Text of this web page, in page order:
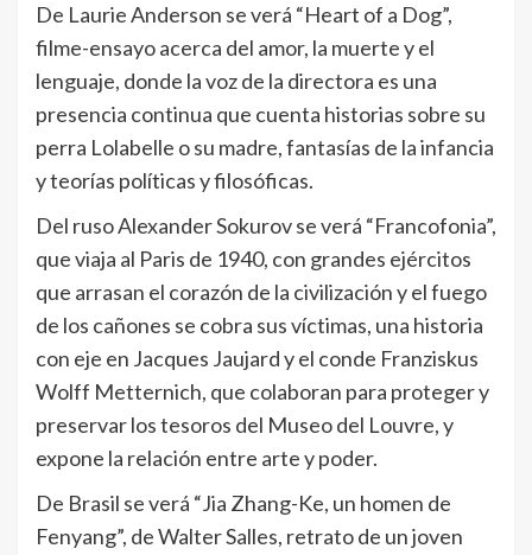
De Laurie Anderson se verá “Heart of a Dog”,
filme-ensayo acerca del amor, la muerte y el
lenguaje, donde la voz de la directora es una
presencia continua que cuenta historias sobre su
perra Lolabelle o su madre, fantasías de la infancia
y teorías políticas y filosóficas.
Del ruso Alexander Sokurov se verá “Francofonia”,
que viaja al Paris de 1940, con grandes ejércitos
que arrasan el corazón de la civilización y el fuego
de los cañones se cobra sus víctimas, una historia
con eje en Jacques Jaujard y el conde Franziskus
Wolff Metternich, que colaboran para proteger y
preservar los tesoros del Museo del Louvre, y
expone la relación entre arte y poder.
De Brasil se verá “Jia Zhang-Ke, un homen de
Fenyang”, de Walter Salles, retrato de un joven